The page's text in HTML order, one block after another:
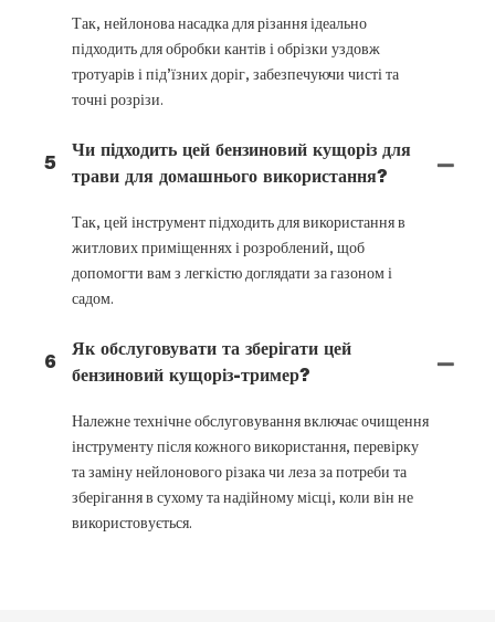
Так, нейлонова насадка для різання ідеально
підходить для обробки кантів і обрізки уздовж
тротуарів і під’їзних доріг, забезпечуючи чисті та
точні розрізи.
5
Чи підходить цей бензиновий кущоріз для
трави для домашнього використання?
Так, цей інструмент підходить для використання в
житлових приміщеннях і розроблений, щоб
допомогти вам з легкістю доглядати за газоном і
садом.
6
Як обслуговувати та зберігати цей
бензиновий кущоріз-тример?
Належне технічне обслуговування включає очищення
інструменту після кожного використання, перевірку
та заміну нейлонового різака чи леза за потреби та
зберігання в сухому та надійному місці, коли він не
використовується.